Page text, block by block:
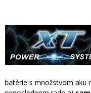
batérie s množstvom aku